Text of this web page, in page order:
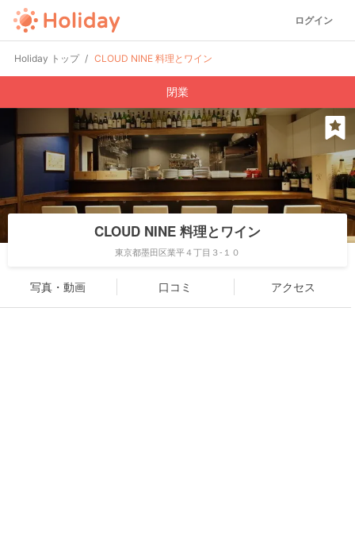
ログイン
Holiday トップ CLOUD NINE 料理とワイン
閉業
CLOUD NINE 料理とワイン
東京都墨田区業平４丁目３-１０
写真・動画 口コミ アクセス